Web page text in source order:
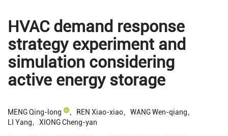
HVAC demand response
strategy experiment and
simulation considering
active energy storage
MENG Qing-long ， REN Xiao-xiao， WANG Wen-qiang，
LI Yang， XIONG Cheng-yan